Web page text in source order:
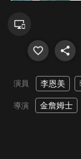
演員 李恩美
導演 金詹姆士